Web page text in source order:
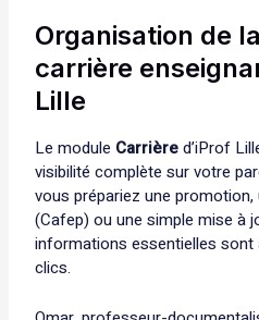
Organisation de
carrière
Lille
Le module Carrièred’iProf
visibilité complète sur votre
vous prépariez une
(Cafep) ou une simple mise à
informations essentielles sont
clics.